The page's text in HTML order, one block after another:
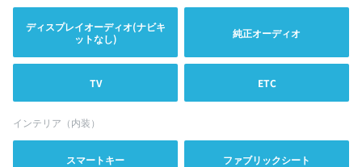
ディスプレイオーディオ(ナビキ
ットなし)
純正オーディオ
TV ETC
インテリア（内装）
スマートキー ファブリックシート